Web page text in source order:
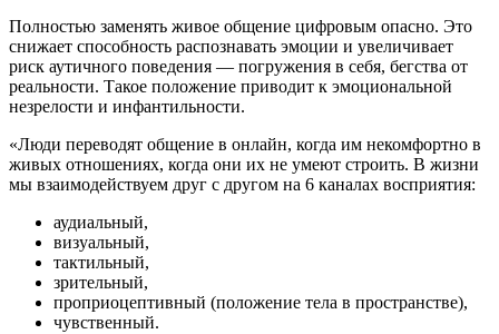
Полностью заменять живое общение цифровым опасно. Это
снижает способность распознавать эмоции и увеличивает
риск аутичного поведения — погружения в себя, бегства от
реальности. Такое положение приводит к эмоциональной
незрелости и инфантильности.
«Люди переводят общение в онлайн, когда им некомфортно в
живых отношениях, когда они их не умеют строить. В жизни
мы взаимодействуем друг с другом на 6 каналах восприятия:
аудиальный,
визуальный,
тактильный,
зрительный,
проприоцептивный (положение тела в пространстве),
чувственный.